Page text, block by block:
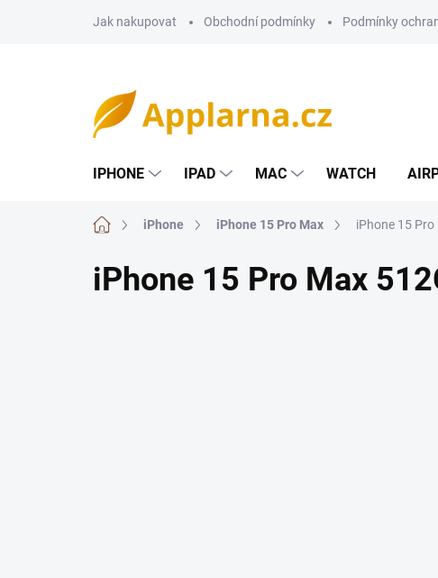
Jak nakupovat Obchodní podmínky Podmínky
IPHONE IPAD MAC WATCH
Domů iPhone iPhone 15 Pro Max iPhone 15 Pro
iPhone 15 Pro Max